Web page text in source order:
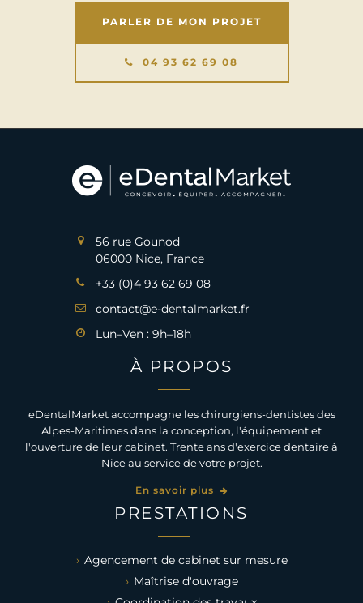
PARLER DE MON PROJET
04 93 62 69 08
56 rue Gounod
06000 Nice, France
+33 (0)4 93 62 69 08
contact@e-dentalmarket.fr
Lun–Ven : 9h–18h
À PROPOS
eDentalMarket accompagne les chirurgiens-dentistes des
Alpes-Maritimes dans la conception, l'équipement et
l'ouverture de leur cabinet. Trente ans d'exercice dentaire à
Nice au service de votre projet.
En savoir plus
PRESTATIONS
Agencement de cabinet sur mesure
Maîtrise d'ouvrage